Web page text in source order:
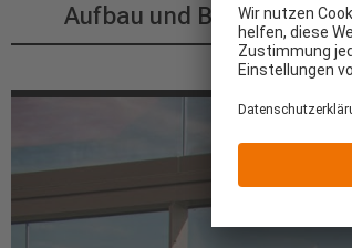
Aufbau und Beschreibung